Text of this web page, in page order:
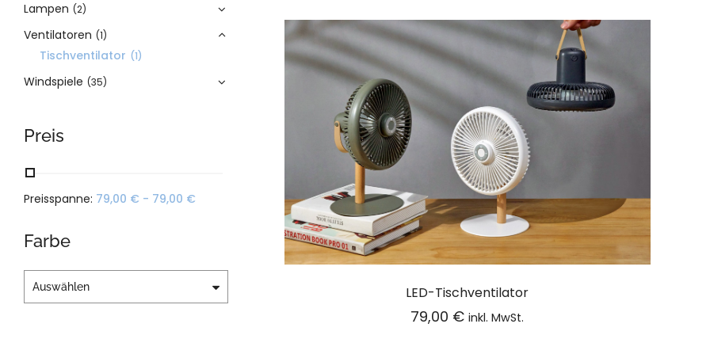
Lampen (2)
Ventilatoren (1)
Tischventilator (1)
Windspiele (35)
Preis
Preisspanne: 79,00 € - 79,00 €
Farbe
Auswählen LED-Tischventilator
79,00 € inkl. MwSt.